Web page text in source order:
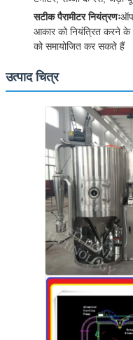
सटीक पैरामीटर नियंत्रणः
आकार को नियंत्रित करने के
को समायोजित कर सकते हैं
उत्पाद चित्र